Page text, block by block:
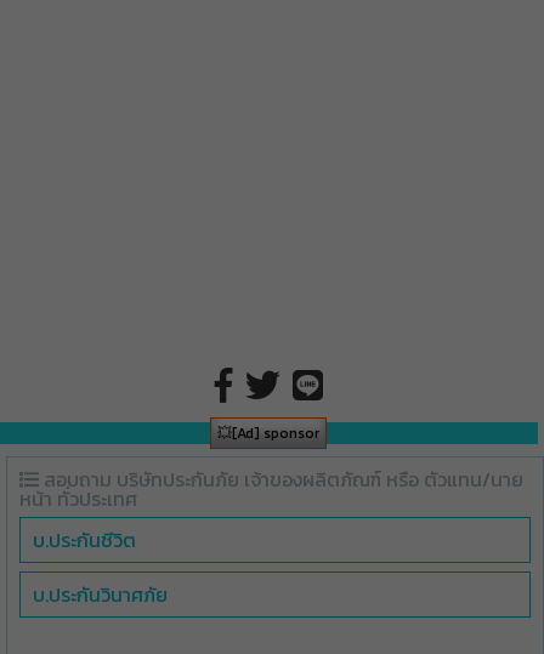
💥[Ad] sponsor
สอบถาม บริษัทประกันภัย เจ้าของผลิตภัณฑ์ หรือ ตัวแทน/นาย
หน้า ทั่วประเทศ
บ.ประกันชีวิต
บ.ประกันวินาศภัย